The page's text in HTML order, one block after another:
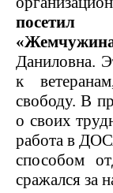
посетил
Даниловна.
к
свободу. В
о своих
работа в
способом
сражался за